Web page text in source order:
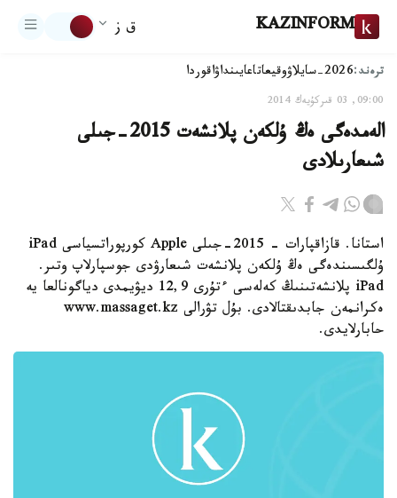
KAZINFORM ق ز
ترەند:2026-سايلاۋ وقيعاتاعايىنداۋاقوردا
09:00, 03 قىركۇيەك 2014
الەمدەگى ەڭ ۇلكەن پلانشەت 2015-جىلى
شىعارىلادى
استانا. قازاقپارات - 2015-جىلى Apple كورپوراتسياسى iPad
ۇلگىسىندەگى ەڭ ۇلكەن پلانشەت شىعارۋدى جوسپارلاپ وتىر.
iPad پلانشەتىنىڭ كەلەسى ءتۇرى 12,9 ديۋيمدى دياگونالعا يە
ەكرانمەن جابدىقتالادى. بۇل تۋرالى www.massaget.kz
حابارلايدى.